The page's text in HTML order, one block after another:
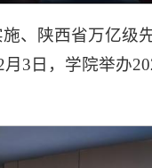
、陕西省万亿级
3日，学院举办